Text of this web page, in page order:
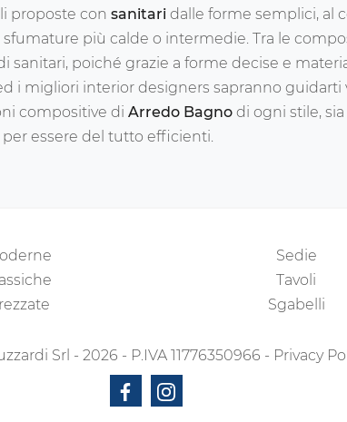
proposte con sanitari dalle forme semplici, al
più calde o intermedie. Tra le
poiché grazie a forme decise e
i migliori interior designers sapranno
compositive di Arredo Bagno di ogni stile,
essere del tutto efficienti.
Sedie
Tavoli
Sgabelli
Srl - 2026 - P.IVA 11776350966 - Privacy